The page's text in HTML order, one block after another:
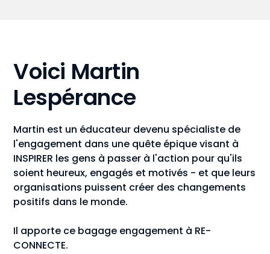
Voici Martin
Lespérance
Martin est un éducateur devenu spécialiste de
l'engagement dans une quête épique visant à
INSPIRER les gens à passer à l'action pour qu'ils
soient heureux, engagés et motivés - et que leurs
organisations puissent créer des changements
positifs dans le monde.
Il apporte ce bagage engagement à RE-
CONNECTE.